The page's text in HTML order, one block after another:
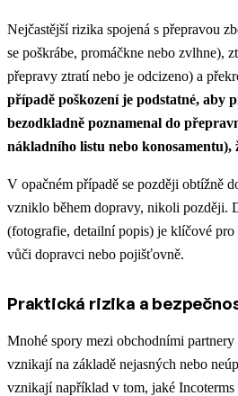
Nejčastější rizika spojená s přepravou
se poškrábe, promáčkne nebo zvlhne),
přepravy ztratí nebo je odcizeno) a
případě poškození je podstatné, aby
bezodkladně poznamenal do
nákladního listu nebo konosamentu),
V opačném případě se později obtížně
vzniklo během dopravy, nikoli později.
(fotografie, detailní popis) je klíčové pro
vůči dopravci nebo pojišťovně.
Praktická rizika a
Mnohé spory mezi obchodními
vznikají na základě nejasných nebo
vznikají například v tom, jaké Incoterms